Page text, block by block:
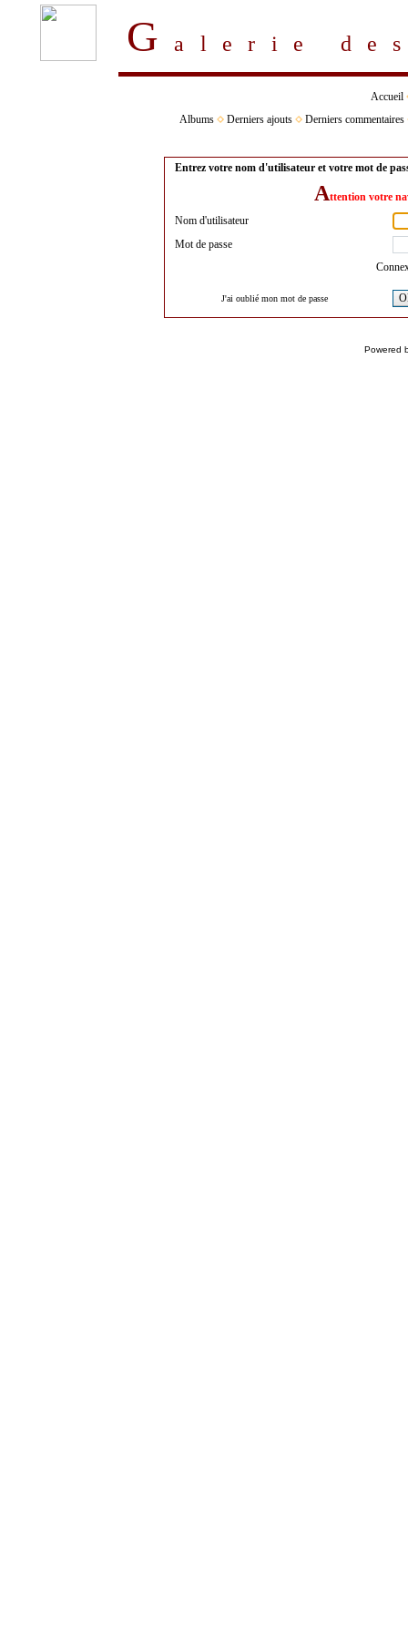
Galerie
Accueil
Albums
Derniers ajouts Derniers commentaires
Entrez votre nom d'utilisateur et votre mot de
Attention votre
Nom d'utilisateur
Mot de passe
J'ai oublié mon mot de passe
Powered